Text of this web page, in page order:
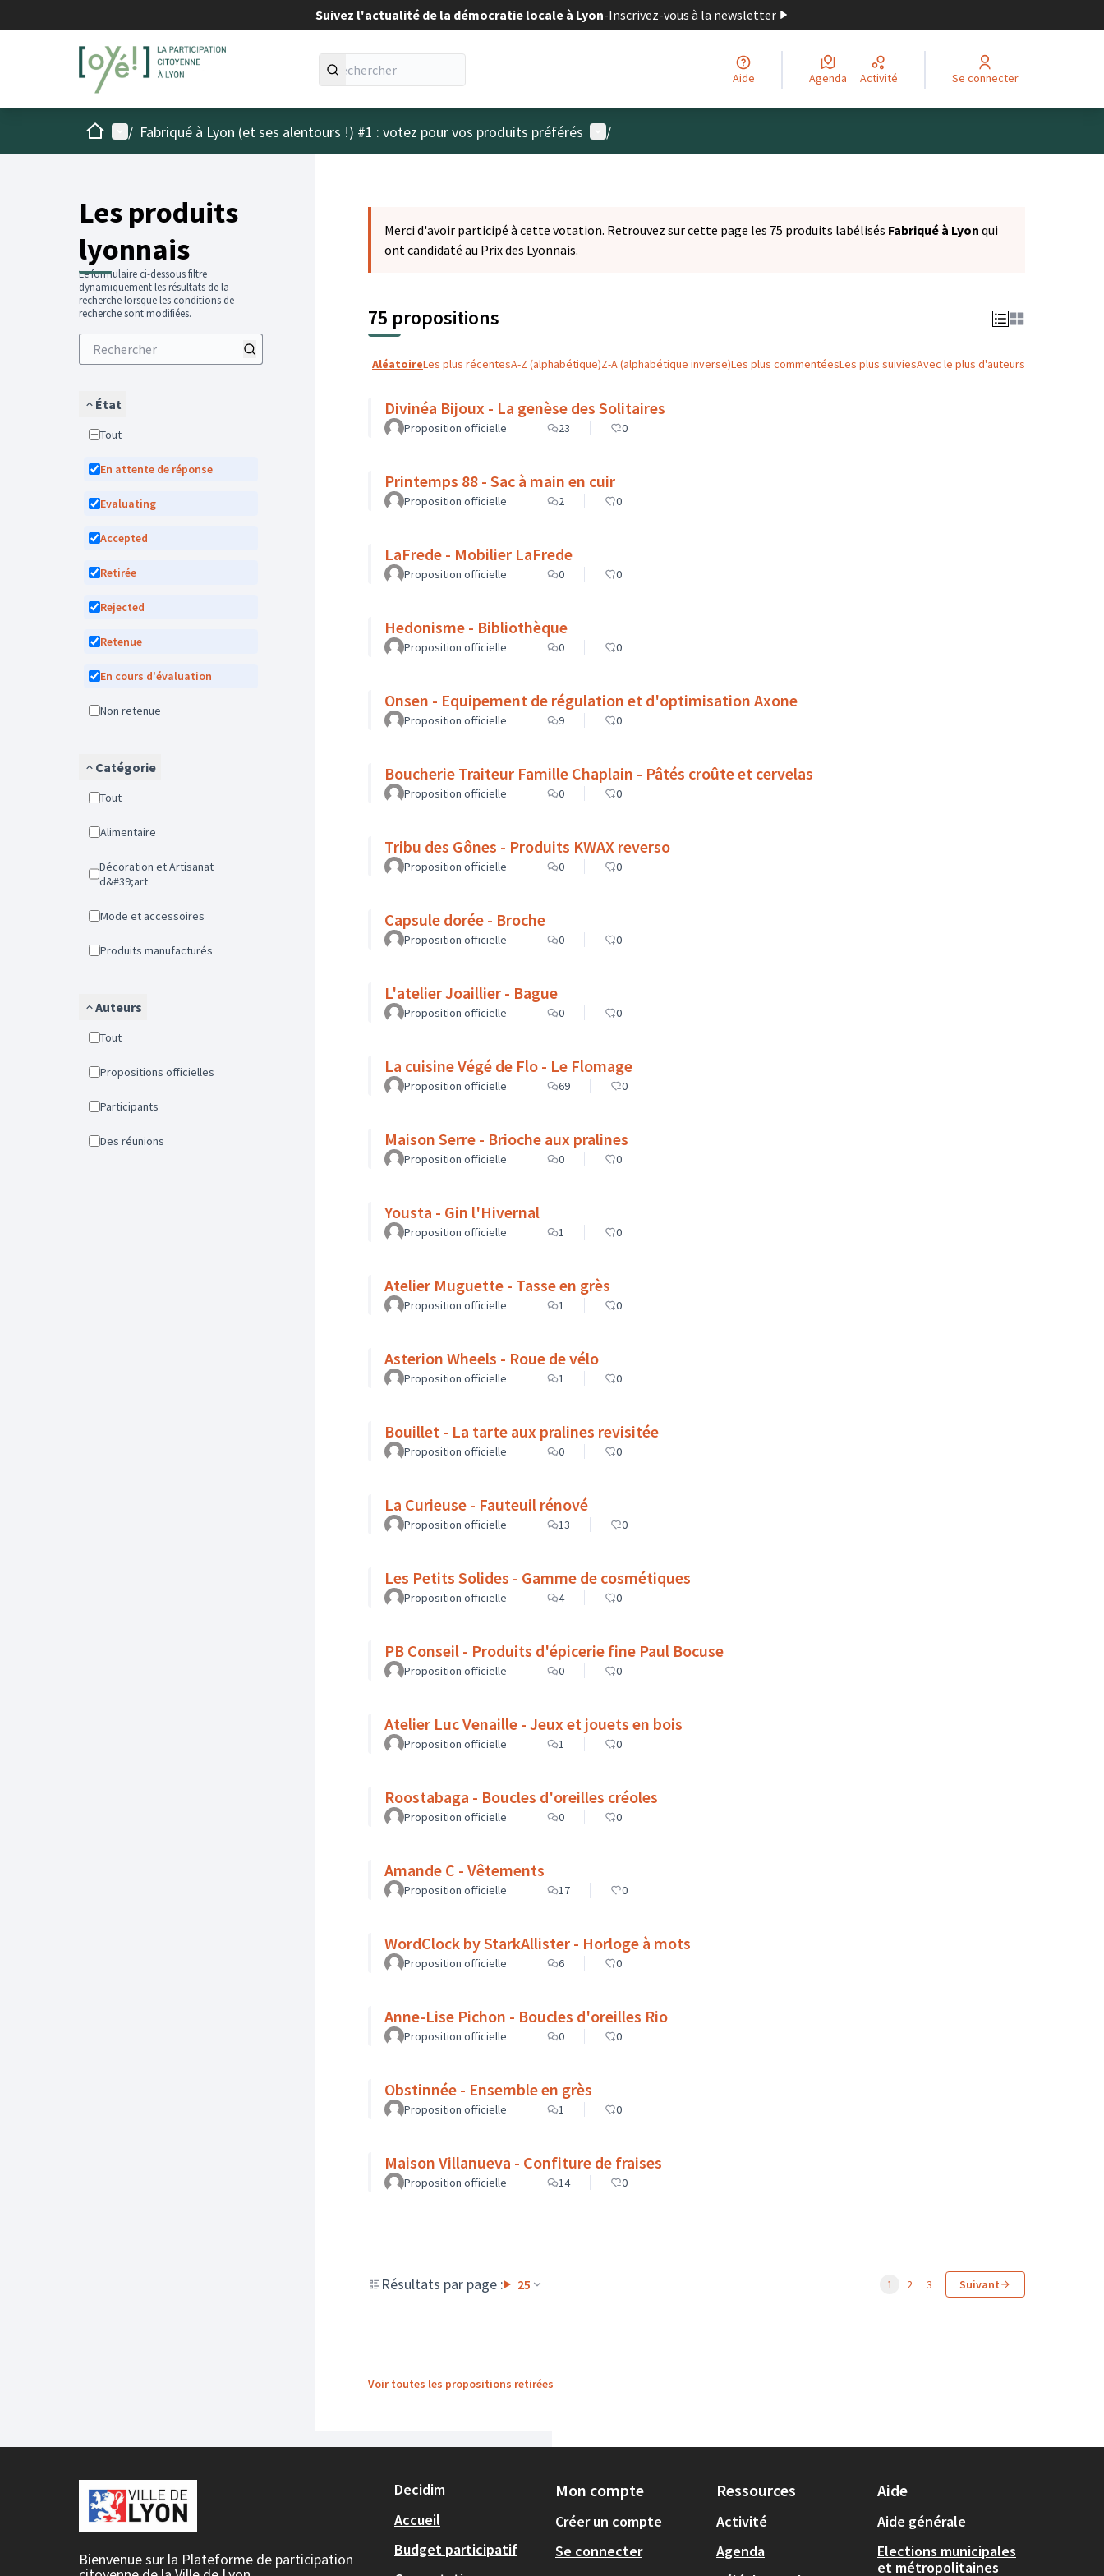
Suivez l'actualité de la démocratie locale à Lyon-Inscrivez-vous à la newsletter
Aide Agenda Activité Se connecter
AccueilMenu principal
/ Fabriqué à Lyon (et ses alentours !) #1 : votez pour vos produits préférés Menu utilisateur
/
Les produits
lyonnais
Le formulaire ci-dessous filtre
dynamiquement les résultats de la
recherche lorsque les conditions de
recherche sont modifiées.
État
Tout
En attente de réponse
Evaluating
Accepted
Retirée
Rejected
Retenue
En cours d'évaluation
Non retenue
Catégorie
Tout
Alimentaire
Décoration et Artisanat
d&#39;art
Mode et accessoires
Produits manufacturés
Auteurs
Tout
Propositions officielles
Participants
Des réunions
Merci d'avoir participé à cette votation. Retrouvez sur cette page les 75 produits labélisés Fabriqué à Lyon qui
ont candidaté au Prix des Lyonnais.
75 propositions
AléatoireLes plus récentesA-Z (alphabétique)Z-A (alphabétique inverse)Les plus commentéesLes plus suiviesAvec le plus d'auteurs
Divinéa Bijoux - La genèse des Solitaires
Proposition officielle 23 0
Printemps 88 - Sac à main en cuir
Proposition officielle 2 0
LaFrede - Mobilier LaFrede
Proposition officielle 0 0
Hedonisme - Bibliothèque
Proposition officielle 0 0
Onsen - Equipement de régulation et d'optimisation Axone
Proposition officielle 9 0
Boucherie Traiteur Famille Chaplain - Pâtés croûte et cervelas
Proposition officielle 0 0
Tribu des Gônes - Produits KWAX reverso
Proposition officielle 0 0
Capsule dorée - Broche
Proposition officielle 0 0
L'atelier Joaillier - Bague
Proposition officielle 0 0
La cuisine Végé de Flo - Le Flomage
Proposition officielle 69 0
Maison Serre - Brioche aux pralines
Proposition officielle 0 0
Yousta - Gin l'Hivernal
Proposition officielle 1 0
Atelier Muguette - Tasse en grès
Proposition officielle 1 0
Asterion Wheels - Roue de vélo
Proposition officielle 1 0
Bouillet - La tarte aux pralines revisitée
Proposition officielle 0 0
La Curieuse - Fauteuil rénové
Proposition officielle 13 0
Les Petits Solides - Gamme de cosmétiques
Proposition officielle 4 0
PB Conseil - Produits d'épicerie fine Paul Bocuse
Proposition officielle 0 0
Atelier Luc Venaille - Jeux et jouets en bois
Proposition officielle 1 0
Roostabaga - Boucles d'oreilles créoles
Proposition officielle 0 0
Amande C - Vêtements
Proposition officielle 17 0
WordClock by StarkAllister - Horloge à mots
Proposition officielle 6 0
Anne-Lise Pichon - Boucles d'oreilles Rio
Proposition officielle 0 0
Obstinnée - Ensemble en grès
Proposition officielle 1 0
Maison Villanueva - Confiture de fraises
Proposition officielle 14 0
Résultats par page : 25 1 2 3 Suivant
Voir toutes les propositions retirées
Bienvenue sur la Plateforme de participation
Decidim
Accueil
Budget participatif
Mon compte
Créer un compte
Se connecter
Ressources
Activité
Agenda
Aide
Aide générale
Elections municipales
et métropolitaines